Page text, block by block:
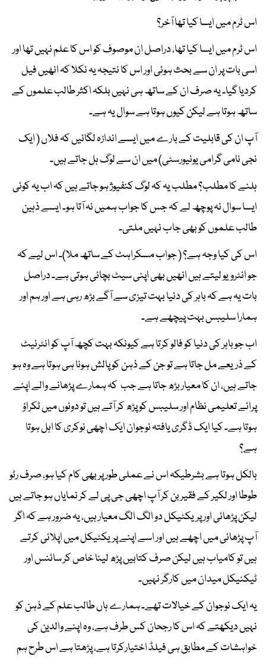
اس ٹرم میں ایسا کیا تھا آخر؟
اس ٹرم میں ایسا کیا تھا، دراصل ان موصوف کو اس کا علم نہیں تھا اور
اسی بات پر ان سے بحث ہوئی اور اس کا نتیجہ یہ نکلا کہ انھیں فیل
کردیا گیا۔ یہ صرف ان کے ساتھ ہی نہیں بلکہ اکثر طالب علموں کے
ساتھ ہوتا ہے لیکن کیوں ہوتا ہے سوال یہ ہے۔
آپ ان کی قابلیت کے بارے میں ایسے اندازہ لگائیں کہ فلاں ( ایک
نجی نامی گرامی یونیورسٹی) میں ان سے لوگ ہل جاتے ہیں۔
ہلنے کا مطلب؟ مطلب یہ کہ لوگ کنفیوژ ہو جاتے ہیں کہ اب یہ کوئی
ایسا سوال نہ پوچھ لے کہ جس کا جواب ہمیں نہ آتا ہو۔ ایسے ذہین
طالب علموں کو بھی جاب نہیں ملتی۔
اس کی کیا وجہ ہے؟ ( جواب مسکراہٹ کے ساتھ ملا)۔ اس لیے کہ
جو انٹرویو لیتے ہیں انھیں بھی اپنی سیٹ بچانی ہوتی ہے۔ دراصل
بات یہ ہے کہ باہر کی دنیا بہت تیزی سے آگے بڑھ رہی ہے اور ہم اور
ہمارا سلیبس بہت پیچھے ہے۔
اب جو باہر کی دنیا کو فالو کرتا ہے کیونکہ بہت کچھ آپ کو انٹرنیٹ
کے ذریعے مل جاتا ہے تو جن کے ذہن کو پالش ہونا ہی ہوتا ہے وہ ہو
جاتے ہیں، ان کا معیار بڑھ جاتا ہے جب کہ ہمارے پڑھانے والے اپنے
پرانے تعلیمی نظام اور سلیبس کو پڑھ کر آتے ہیں تو دونوں میں ٹکراؤ
ہوتا ہے۔ کیا ایک ڈگری یافتہ نوجوان ایک اچھی نوکری کا اہل ہوتا
ہے؟
بالکل ہوتا ہے بشرطیکہ اس نے عملی طور پر بھی کام کیا ہو، صرف رٹو
طوطا اور لکیر کے فقیر بن کر آپ اچھی جی پی لے کر نمایاں ہو جاتے ہیں
لیکن پڑھائی اور پریکٹیکل دو الگ الگ معیار ہیں، یہ ضرور ہے کہ اگر
آپ پڑھائی میں اچھے ہیں اور اسے اپنے پریکٹیکل میں اپلائی کرتے
ہیں تو کامیاب ہیں لیکن صرف کتابیں پڑھ لینا خاص کر سائنس اور
ٹیکنیکل میدان میں کارگر نہیں۔
یہ ایک نوجوان کے خیالات تھے۔ ہمارے ہاں طالب علم کے ذہن کو
نہیں دیکھتے کہ اس کا رجحان کس طرف ہے، وہ اپنے والدین کی
خواہشات کے مطابق ہی فیلڈ اختیارکرتا ہے، پڑھتا ہے اس طرح ہم